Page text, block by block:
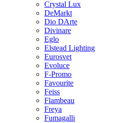
Crystal Lux
DeMarkt
Dio DArte
Divinare
Eglo
Elstead Lighting
Eurosvet
Evoluce
F-Promo
Favourite
Feiss
Flambeau
Freya
Fumagalli